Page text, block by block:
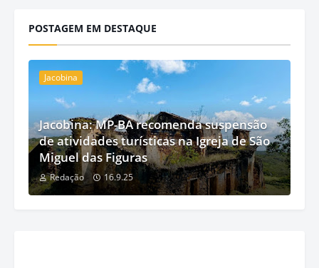
POSTAGEM EM DESTAQUE
Jacobina
Jacobina: MP-BA recomenda suspensão
de atividades turísticas na Igreja de São
Miguel das Figuras
Redação 16.9.25